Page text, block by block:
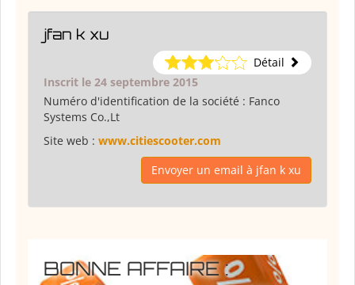
jfan k xu
Détail
Inscrit le 24 septembre 2015
Numéro d'identification de la société : Fanco
Systems Co.,Lt
Site web : www.citiescooter.com
Envoyer un email à jfan k xu
BONNE AFFAIRE :